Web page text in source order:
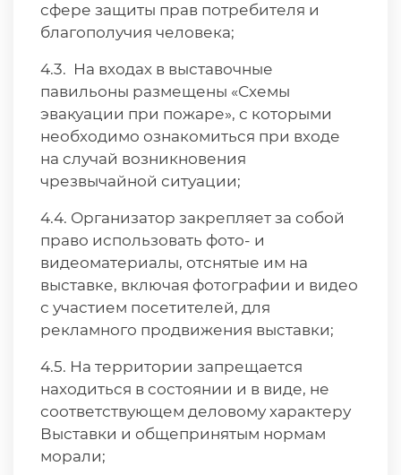
сфере защиты прав потребителя и
благополучия человека;
4.3. На входах в выставочные
павильоны размещены «Схемы
эвакуации при пожаре», с которыми
необходимо ознакомиться при входе
на случай возникновения
чрезвычайной ситуации;
4.4. Организатор закрепляет за собой
право использовать фото- и
видеоматериалы, отснятые им на
выставке, включая фотографии и видео
с участием посетителей, для
рекламного продвижения выставки;
4.5. На территории запрещается
находиться в состоянии и в виде, не
соответствующем деловому характеру
Выставки и общепринятым нормам
морали;